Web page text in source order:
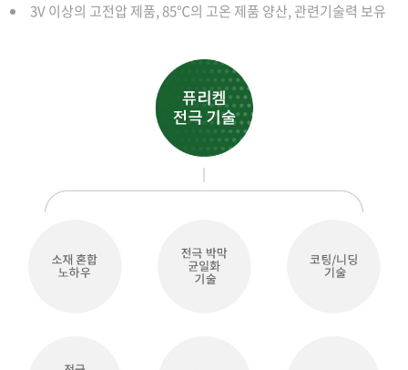
3V 이상의 고전압 제품, 85℃의 고온 제품 양산, 관련기술력 보유